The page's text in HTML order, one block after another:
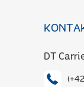
DT